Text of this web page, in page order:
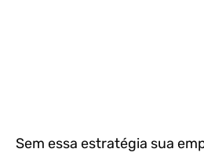
Sem essa estratégia sua